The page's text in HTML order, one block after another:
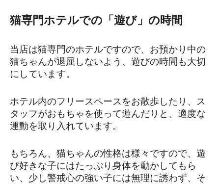
猫専門ホテルでの「遊び」の時間
当店は猫専門のホテルですので、お預かり中の
猫ちゃんが退屈しないよう、遊びの時間も大切
にしています。
ホテル内のフリースペースをお散歩したり、ス
タッフがおもちゃを使って遊んだりと、適度な
運動を取り入れています。
もちろん、猫ちゃんの性格は様々ですので、遊
び好きな子にはたっぷり身体を動かしてもら
い、少し警戒心の強い子には無理に誘わず、そ